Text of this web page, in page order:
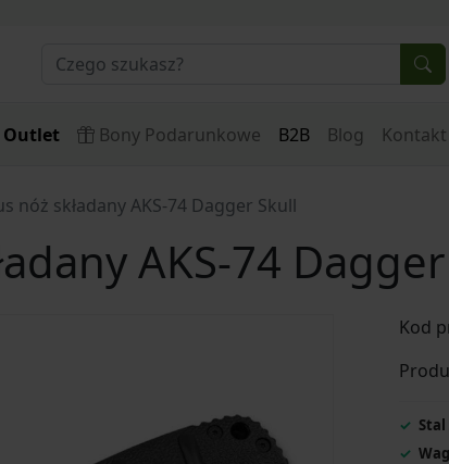
Outlet Bony Podarunkowe B2B Blog Kontakt
nóż składany AKS-74 Dagger Skull
AKS-74
Kod
Stal